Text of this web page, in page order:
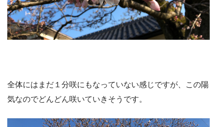
全体にはまだ１分咲にもなっていない感じですが、この陽
気なのでどんどん咲いていきそうです。